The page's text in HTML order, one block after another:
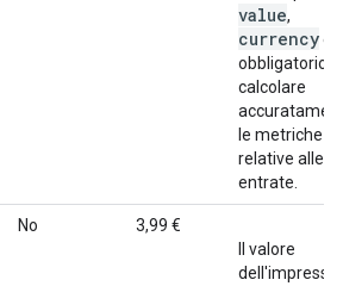
value,
currencyè
obbligatorio
calcolare
le metriche
relative alle
entrate.
No
3,99 €
Il valore